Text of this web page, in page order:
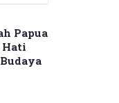
Papua
Hati